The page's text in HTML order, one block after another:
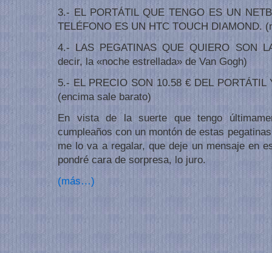
3.- EL PORTÁTIL QUE TENGO ES UN
TELÉFONO ES UN HTC TOUCH DIAMOND.
4.- LAS PEGATINAS QUE QUIERO SON
decir, la «noche estrellada» de Van Gogh)
5.- EL PRECIO SON 10.58 € DEL PORTÁTIL
(encima sale barato)
En vista de la suerte que tengo
cumpleaños con un montón de estas
me lo va a regalar, que deje un mensaje en
pondré cara de sorpresa, lo juro.
(más…)